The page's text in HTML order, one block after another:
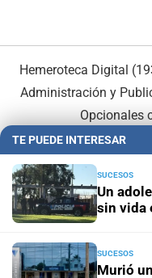
Hemeroteca Digital
Administración y
Opcionales
En
TE PUEDE INTERESAR
SUCESOS
Un
sin vida
SUCESOS
Murió